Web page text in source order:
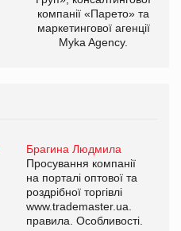
компанії «Парето» та
маркетингової агенції
Myka Agency.
Брагина Людмила
Просування компанії
на порталі оптової та
роздрібної торгівлі
www.trademaster.ua.
правила. Особливості.